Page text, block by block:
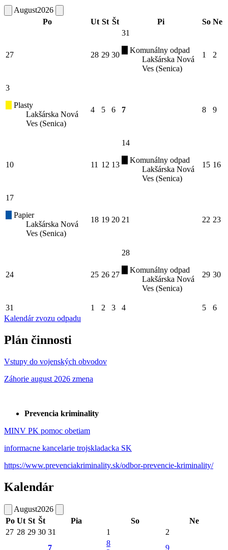
August2026
Po
Ut St Št Pi So Ne
27 28 29 30
31
Komunálny odpad
Lakšárska Nová
Ves (Senica)
1 2
3
Plasty
Lakšárska Nová
Ves (Senica)
4 5 6 7 8 9
10 11 12 13
14
Komunálny odpad
Lakšárska Nová
Ves (Senica)
15 16
17
Papier
Lakšárska Nová
Ves (Senica)
18 19 20 21 22 23
24 25 26 27
28
Komunálny odpad
Lakšárska Nová
Ves (Senica)
29 30
31 1 2 3 4 5
6
Kalendár zvozu odpadu
Plán činnosti
Vstupy do vojenských obvodov
Záhorie august 2026 zmena
Prevencia kriminality
MINV PK pomoc obetiam
informacne kancelarie trojskladacka SK
https://www.prevenciakriminality.sk/odbor-prevencie-kriminality/
Kalendár
August2026
Po Ut St Št Pia So
Ne
27 28 29 30 31 1
2
7
8
9